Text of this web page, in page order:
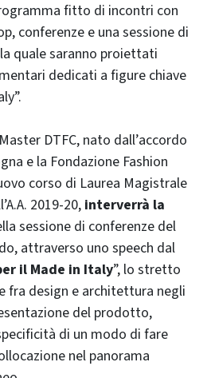
fitto di incontri con
conferenze e una sessione di
quale saranno proiettati
dedicati a figure chiave
DTFC, nato dall’accordo
e la Fondazione Fashion
corso di Laurea Magistrale
2019-20, interverrà la
sessione di conferenze del
attraverso uno speech dal
il Made in Italy”, lo stretto
fra design e architettura negli
del prodotto,
di un modo di fare
nel panorama